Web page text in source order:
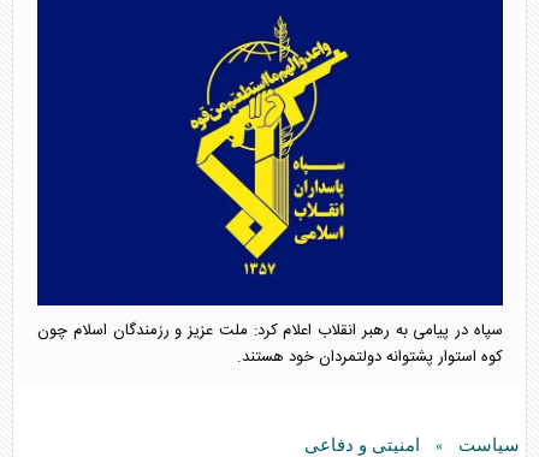
سپاه در پیامی به رهبر انقلاب اعلام کرد: ملت عزیز و رزمندگان اسلام چون
کوه استوار پشتوانه دولتمردان خود هستند.
سیاست » امنیتی و دفاعی